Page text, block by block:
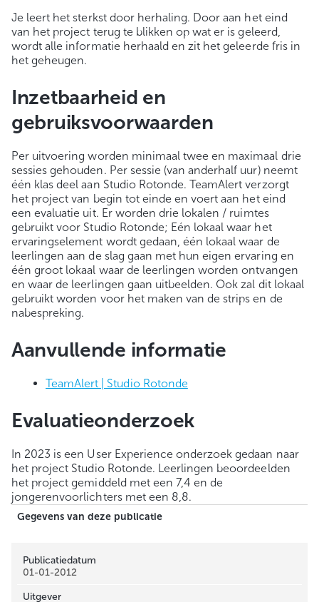
Je leert het sterkst door herhaling. Door aan het eind
van het project terug te blikken op wat er is geleerd,
wordt alle informatie herhaald en zit het geleerde fris in
het geheugen.
Inzetbaarheid en
gebruiksvoorwaarden
Per uitvoering worden minimaal twee en maximaal drie
sessies gehouden. Per sessie (van anderhalf uur) neemt
één klas deel aan Studio Rotonde. TeamAlert verzorgt
het project van begin tot einde en voert aan het eind
een evaluatie uit. Er worden drie lokalen / ruimtes
gebruikt voor Studio Rotonde; Eén lokaal waar het
ervaringselement wordt gedaan, één lokaal waar de
leerlingen aan de slag gaan met hun eigen ervaring en
één groot lokaal waar de leerlingen worden ontvangen
en waar de leerlingen gaan uitbeelden. Ook zal dit lokaal
gebruikt worden voor het maken van de strips en de
nabespreking.
Aanvullende informatie
TeamAlert | Studio Rotonde
Evaluatieonderzoek
In 2023 is een User Experience onderzoek gedaan naar
het project Studio Rotonde. Leerlingen beoordeelden
het project gemiddeld met een 7,4 en de
jongerenvoorlichters met een 8,8.
Gegevens van deze publicatie
Publicatiedatum
01-01-2012
Uitgever